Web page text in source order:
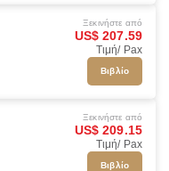
Ξεκινήστε από
US$ 207.59
Τιμή/ Pax
Βιβλίο
Ξεκινήστε από
US$ 209.15
Τιμή/ Pax
Βιβλίο